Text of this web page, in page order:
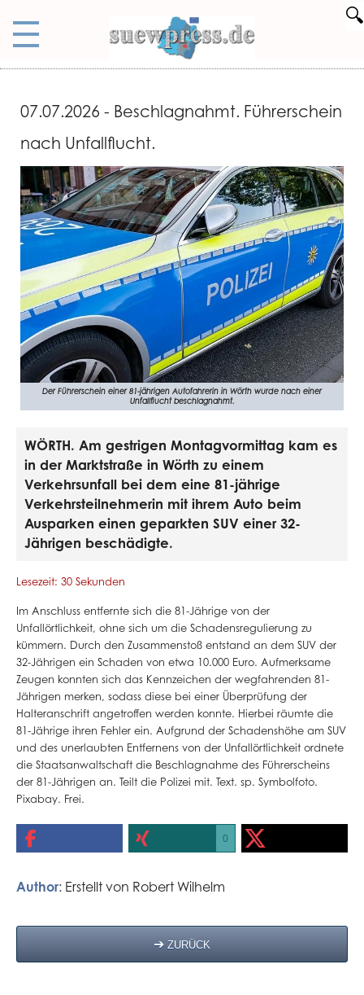
🔍
07.07.2026 - Beschlagnahmt. Führerschein
nach Unfallflucht.
Der Führerschein einer 81-jährigen Autofahrerin in Wörth wurde nach einer
Unfallflucht beschlagnahmt.
WÖRTH. Am gestrigen Montagvormittag kam es
in der Marktstraße in Wörth zu einem
Verkehrsunfall bei dem eine 81-jährige
Verkehrsteilnehmerin mit ihrem Auto beim
Ausparken einen geparkten SUV einer 32-
Jährigen beschädigte.
Lesezeit: 30 Sekunden
Im Anschluss entfernte sich die 81-Jährige von der
Unfallörtlichkeit, ohne sich um die Schadensregulierung zu
kümmern. Durch den Zusammenstoß entstand an dem SUV der
32-Jährigen ein Schaden von etwa 10.000 Euro. Aufmerksame
Zeugen konnten sich das Kennzeichen der wegfahrenden 81-
Jährigen merken, sodass diese bei einer Überprüfung der
Halteranschrift angetroffen werden konnte. Hierbei räumte die
81-Jährige ihren Fehler ein. Aufgrund der Schadenshöhe am SUV
und des unerlaubten Entfernens von der Unfallörtlichkeit ordnete
die Staatsanwaltschaft die Beschlagnahme des Führerscheins
der 81-Jährigen an. Teilt die Polizei mit. Text. sp. Symbolfoto.
Pixabay. Frei.
0
Author: Erstellt von Robert Wilhelm
ZURÜCK